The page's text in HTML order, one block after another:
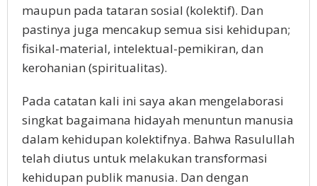
maupun pada tataran sosial (kolektif). Dan
pastinya juga mencakup semua sisi kehidupan;
fisikal-material, intelektual-pemikiran, dan
kerohanian (spiritualitas).
Pada catatan kali ini saya akan mengelaborasi
singkat bagaimana hidayah menuntun manusia
dalam kehidupan kolektifnya. Bahwa Rasulullah
telah diutus untuk melakukan transformasi
kehidupan publik manusia. Dan dengan